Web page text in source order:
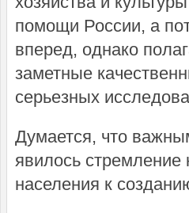
помощи России, а
вперед, однако
заметные
серьезных
Думается, что
явилось стремление
населения к